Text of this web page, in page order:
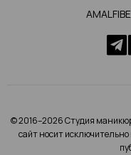
© 2016–2026 Студия
сайт носит